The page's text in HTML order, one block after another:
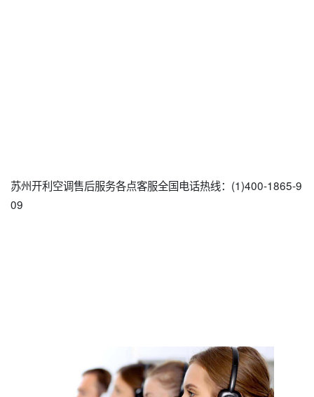
苏州开利空调售后服务各点客服全国电话热线：(1)400-1865-9
09